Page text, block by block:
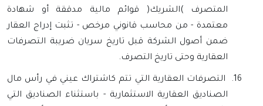
المتصرف )الشريك( قوائم مالية مدققة أو شهادة
معتمدة - من محاسب قانوني مرخص - تثبت إدراج العقار
ضمن أصول الشركة قبل تاريخ سريان ضريبة التصرفات
العقارية وحتى تاريخ التصرف.
16.
التصرفات العقارية التي تتم كاشتراك عيني في رأس مال
الصناديق العقارية الاستثمارية - باستثناء الصناديق التي